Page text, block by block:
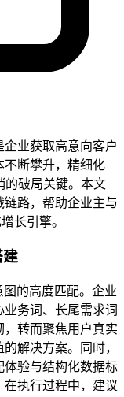
业获取高意向客户
不断攀升，精细化
的破局关键。本文
路，帮助企业主与
长引擎。
建
的高度匹配。企业
务词、长尾需求词
转而聚焦用户真实
解决方案。同时，
体验与结构化数据标
执行过程中，建议